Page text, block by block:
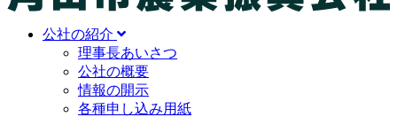
公社の紹介
理事長あいさつ
公社の概要
情報の開示
各種申し込み用紙